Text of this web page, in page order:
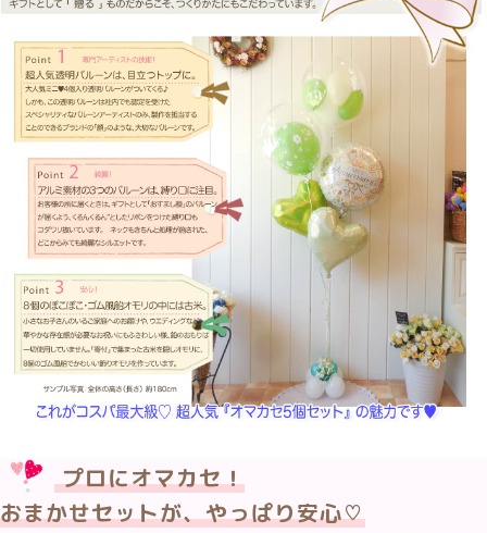
プロにオマカセ！
おまかせセットが、やっぱり安心♡